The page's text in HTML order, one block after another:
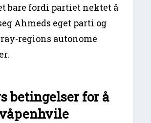
bare fordi partiet nektet å
Ahmeds eget parti og
regions autonome
betingelser for å